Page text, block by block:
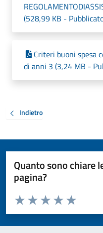
(528,99 KB -
Criteri buoni spesa
di anni 3 (3,24 MB -
Indietro
Quanto sono chiare
pagina?
Valuta da 1 a 5 stelle la pagina
Valuta 5
Valuta 4 stelle
Valuta 3 stelle su 5
Valuta 2 stelle su 5
Valuta 1 stelle su 5